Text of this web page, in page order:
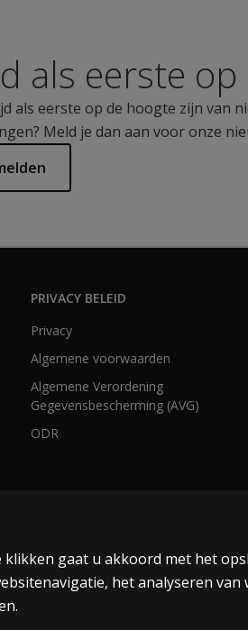
als eerste op
als eerste op de hoogte zijn van
Meld je dan aan voor onze
PRIVACY BELEID
Privacy
Algemene voorwaarden
Algemene Verordening
Gegevensbescherming (AVG)
ODR
Privacy
klikken gaat u akkoord met het
het analyseren